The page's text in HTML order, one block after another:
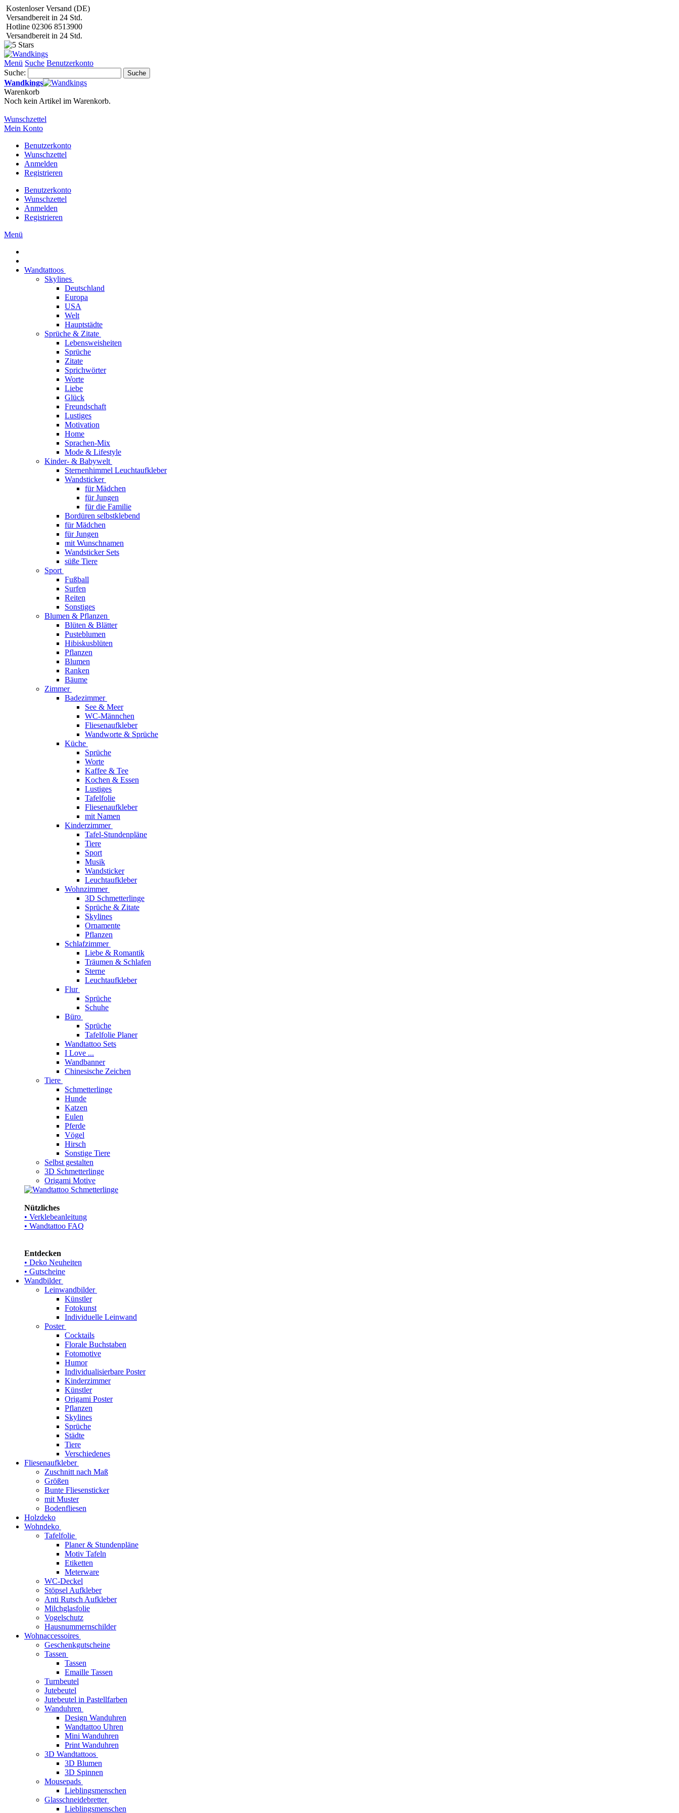
Kostenloser Versand (DE)
Versandbereit in 24 Std.
Hotline 02306 8513900
Versandbereit in 24 Std.
Menü Suche Benutzerkonto
Suche:
Suche
Wandkings
Warenkorb
Noch kein Artikel im Warenkorb.
Wunschzettel
Mein Konto
Benutzerkonto
Wunschzettel
Anmelden
Registrieren
Benutzerkonto
Wunschzettel
Anmelden
Registrieren
Menü
Wandtattoos
Skylines
Deutschland
Europa
USA
Welt
Hauptstädte
Sprüche & Zitate
Lebensweisheiten
Sprüche
Zitate
Sprichwörter
Worte
Liebe
Glück
Freundschaft
Lustiges
Motivation
Home
Sprachen-Mix
Mode & Lifestyle
Kinder- & Babywelt
Sternenhimmel Leuchtaufkleber
Wandsticker
für Mädchen
für Jungen
für die Familie
Bordüren selbstklebend
für Mädchen
für Jungen
mit Wunschnamen
Wandsticker Sets
süße Tiere
Sport
Fußball
Surfen
Reiten
Sonstiges
Blumen & Pflanzen
Blüten & Blätter
Pusteblumen
Hibiskusblüten
Pflanzen
Blumen
Ranken
Bäume
Zimmer
Badezimmer
See & Meer
WC-Männchen
Fliesenaufkleber
Wandworte & Sprüche
Küche
Sprüche
Worte
Kaffee & Tee
Kochen & Essen
Lustiges
Tafelfolie
Fliesenaufkleber
mit Namen
Kinderzimmer
Tafel-Stundenpläne
Tiere
Sport
Musik
Wandsticker
Leuchtaufkleber
Wohnzimmer
3D Schmetterlinge
Sprüche & Zitate
Skylines
Ornamente
Pflanzen
Schlafzimmer
Liebe & Romantik
Träumen & Schlafen
Sterne
Leuchtaufkleber
Flur
Sprüche
Schuhe
Büro
Sprüche
Tafelfolie Planer
Wandtattoo Sets
I Love ...
Wandbanner
Chinesische Zeichen
Tiere
Schmetterlinge
Hunde
Katzen
Eulen
Pferde
Vögel
Hirsch
Sonstige Tiere
Selbst gestalten
3D Schmetterlinge
Origami Motive
Nützliches
• Verklebeanleitung
• Wandtattoo FAQ
Entdecken
• Deko Neuheiten
• Gutscheine
Wandbilder
Leinwandbilder
Künstler
Fotokunst
Individuelle Leinwand
Poster
Cocktails
Florale Buchstaben
Fotomotive
Humor
Individualisierbare Poster
Kinderzimmer
Künstler
Origami Poster
Pflanzen
Skylines
Sprüche
Städte
Tiere
Verschiedenes
Fliesenaufkleber
Zuschnitt nach Maß
Größen
Bunte Fliesensticker
mit Muster
Bodenfliesen
Holzdeko
Wohndeko
Tafelfolie
Planer & Stundenpläne
Motiv Tafeln
Etiketten
Meterware
WC-Deckel
Stöpsel Aufkleber
Anti Rutsch Aufkleber
Milchglasfolie
Vogelschutz
Hausnummernschilder
Wohnaccessoires
Geschenkgutscheine
Tassen
Tassen
Emaille Tassen
Turnbeutel
Jutebeutel
Jutebeutel in Pastellfarben
Wanduhren
Design Wanduhren
Wandtattoo Uhren
Mini Wanduhren
Print Wanduhren
3D Wandtattoos
3D Blumen
3D Spinnen
Mousepads
Lieblingsmenschen
Glasschneidebretter
Lieblingsmenschen